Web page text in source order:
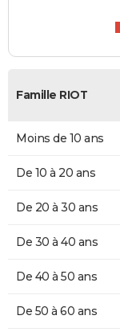
Famille RIOT
Moins de 10 ans
De 10 à 20 ans
De 20 à 30 ans
De 30 à 40 ans
De 40 à 50 ans
De 50 à 60 ans